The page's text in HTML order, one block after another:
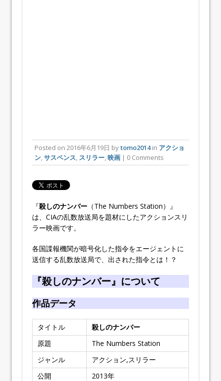
Posted on 2016年6月19日 bytomo2014in アクショ
ン,サスペンス, スリラー,映画 | 0 Comments
『殺しのナンバー （The Numbers Station）』
は、CIAの乱数放送局を題材にしたアクションスリ
ラー映画です。
各国諜報機関が暗号化した指令をエージェントに
送信する乱数放送局で、出された指令とは！？
『殺しのナンバー』について
作品データ
タイトル
殺しのナンバー
原題
The Numbers Station
ジャンル
アクション,スリラー
公開
2013年